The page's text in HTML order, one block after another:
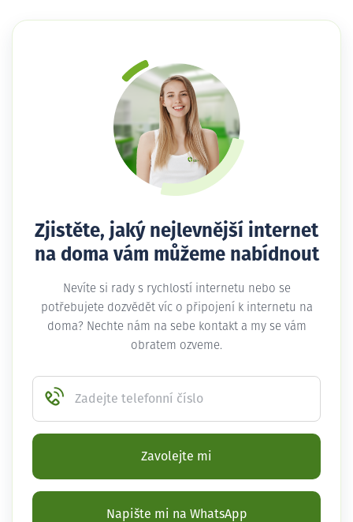
Zjistěte, jaký nejlevnější internet
na doma vám můžeme nabídnout
Nevíte si rady s rychlostí internetu nebo se
potřebujete dozvědět víc o připojení k internetu na
doma? Nechte nám na sebe kontakt a my se vám
obratem ozveme.
Zadejte telefonní číslo
Zavolejte mi
Napište mi na WhatsApp